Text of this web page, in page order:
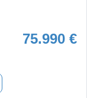
75.990 €